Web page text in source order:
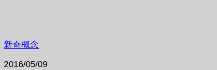
新奇概念
2016/05/09